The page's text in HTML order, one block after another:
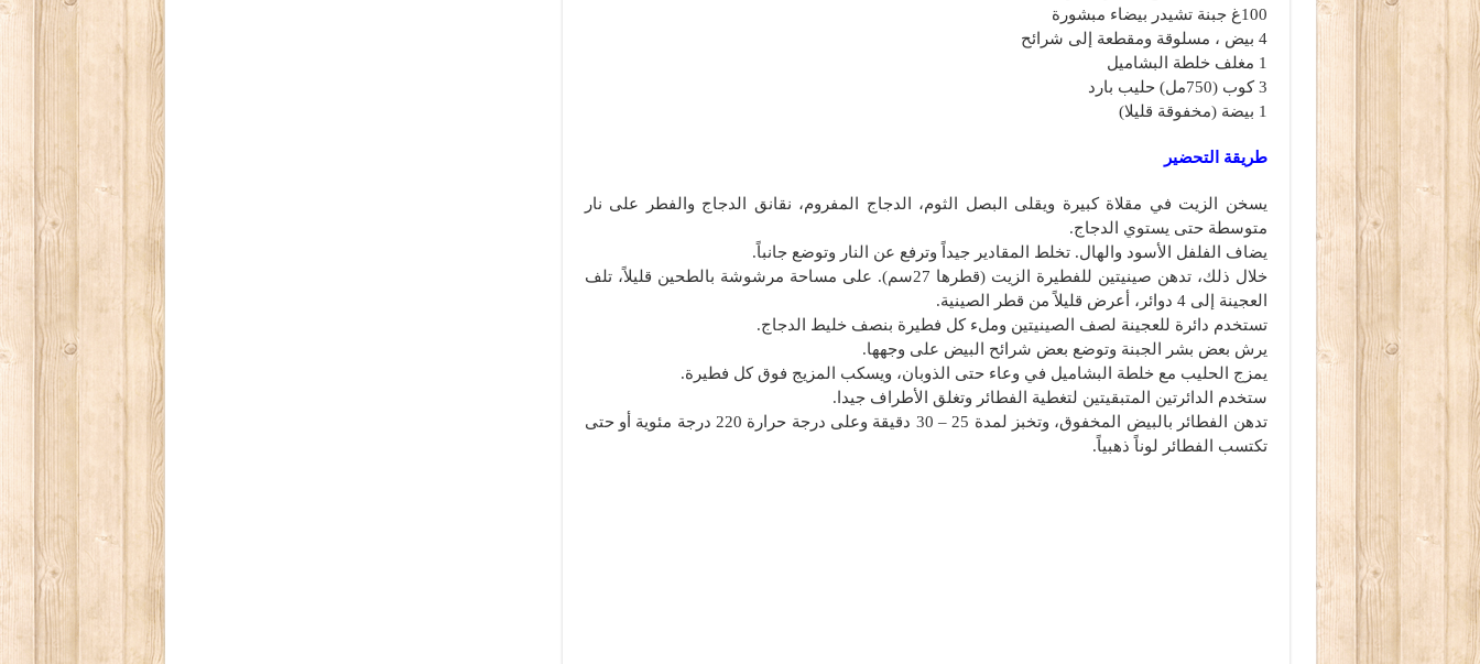
100غ جبنة تشيدر بيضاء مبشورة
4 بيض ، مسلوقة ومقطعة إلى شرائح
1 مغلف خلطة البشاميل
3 كوب (750مل) حليب بارد
1 بيضة (مخفوقة قليلا)
طريقة التحضير
يسخن الزيت في مقلاة كبيرة ويقلى البصل الثوم، الدجاج المفروم، نقانق الدجاج والفطر على نار
متوسطة حتى يستوي الدجاج.
يضاف الفلفل الأسود والهال. تخلط المقادير جيداً وترفع عن النار وتوضع جانباً.
خلال ذلك، تدهن صينيتين للفطيرة الزيت (قطرها 27سم). على مساحة مرشوشة بالطحين قليلاً، تلف
العجينة إلى 4 دوائر، أعرض قليلاً من قطر الصينية.
تستخدم دائرة للعجينة لصف الصينيتين وملء كل فطيرة بنصف خليط الدجاج.
يرش بعض بشر الجبنة وتوضع بعض شرائح البيض على وجهها.
يمزج الحليب مع خلطة البشاميل في وعاء حتى الذوبان، ويسكب المزيج فوق كل فطيرة.
ستخدم الدائرتين المتبقيتين لتغطية الفطائر وتغلق الأطراف جيدا.
تدهن الفطائر بالبيض المخفوق، وتخبز لمدة 25 – 30 دقيقة وعلى درجة حرارة 220 درجة مئوية أو حتى
تكتسب الفطائر لوناً ذهبياً.